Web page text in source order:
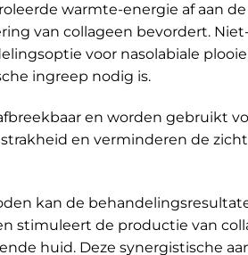
warmte-energie af aan
van collageen bevordert.
voor nasolabiale
ingreep nodig is.
en worden gebruikt
en verminderen de
kan de
stimuleert de productie van
huid. Deze synergistische